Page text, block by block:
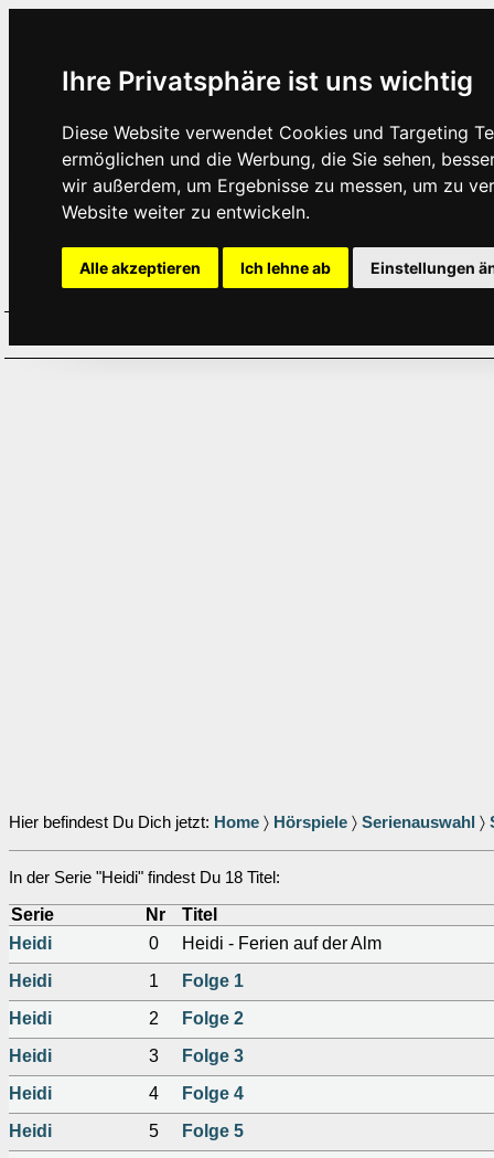
Ihre Privatsphäre ist uns wichtig
Diese Website verwendet Cookies und Targeting
ermöglichen und die Werbung, die Sie sehen,
wir außerdem, um Ergebnisse zu messen, um zu
Website weiter zu entwickeln.
Alle akzeptieren Ich lehne ab Einstellungen
Hier befindest Du Dich jetzt: Home 〉 Hörspiele 〉 Serienauswahl 〉
In der Serie "Heidi" findest Du 18 Titel:
Serie Nr
Titel
Heidi
0
Heidi - Ferien auf der Alm
Heidi
1
Folge 1
Heidi
2
Folge 2
Heidi
3
Folge 3
Heidi
4
Folge 4
Heidi
5
Folge 5